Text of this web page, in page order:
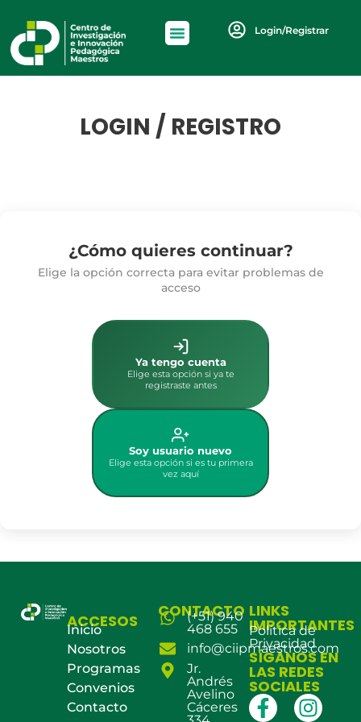
Login/Registrar
LOGIN / REGISTRO
¿Cómo quieres continuar?
Elige la opción correcta para evitar problemas de
acceso
Ya tengo cuenta
Elige esta opción si ya te
registraste antes
Soy usuario nuevo
Elige esta opción si es tu primera
vez aquí
ACCESOS
Inicio
Nosotros
Programas
Convenios
Contacto
CONTACTO
(+51) 940
468 655
info@ciipmaestros.com
Jr.
Andrés
Avelino
Cáceres
LINKS
IMPORTANTES
Política de
Privacidad
SÍGANOS EN
LAS REDES
SOCIALES